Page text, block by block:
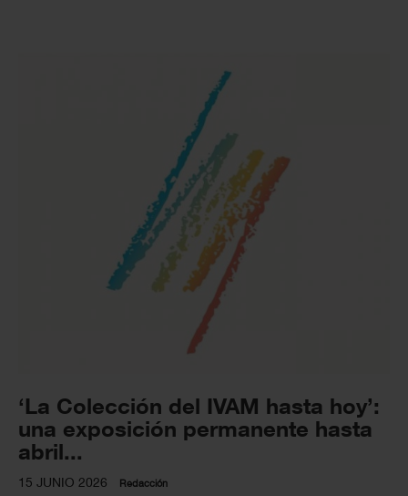
‘La Colección del IVAM hasta hoy’:
una exposición permanente hasta
abril...
15 JUNIO 2026 Redacción